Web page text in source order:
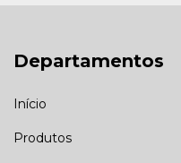
Departamentos
Início
Produtos